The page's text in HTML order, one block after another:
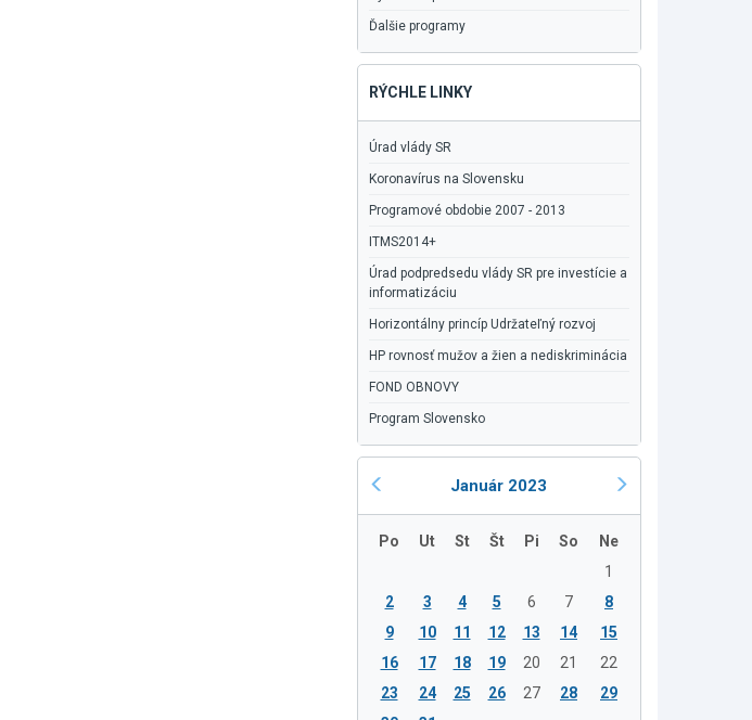
Ďalšie programy
RÝCHLE LINKY
Úrad vlády SR
Koronavírus na Slovensku
Programové obdobie 2007 - 2013
ITMS2014+
Úrad podpredsedu vlády SR pre investície a
informatizáciu
Horizontálny princíp Udržateľný rozvoj
HP rovnosť mužov a žien a nediskriminácia
FOND OBNOVY
Program Slovensko
Január 2023
Po Ut St Št Pi So
Ne
1
2
3 4 5 6 7
8
9
10 11 12 13 14
15
16
17 18 19 20 21
22
23
24 25 26 27 28
29